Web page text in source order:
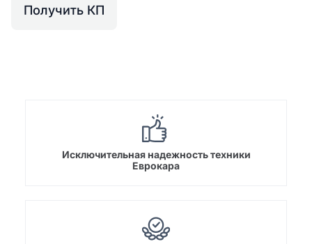
Получить КП
Исключительная надежность техники
Еврокара